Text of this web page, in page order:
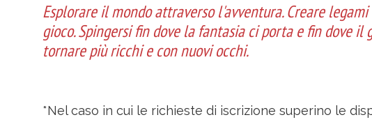
Esplorare il mondo attraverso l'avventura. Creare
gioco. Spingersi fin dove la fantasia ci porta e fin dove il
tornare più ricchi e con nuovi occhi.
*Nel caso in cui le richieste di iscrizione superino le